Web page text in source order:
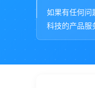
如果有任何问
科技的产品服